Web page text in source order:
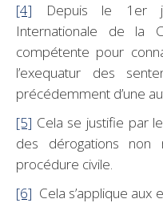
[4] Depuis le 1er
Internationale de la
compétente pour
l’exequatur des
précédemment d’une
[5] Cela se justifie par
des dérogations
procédure civile.
[6] Cela s’applique